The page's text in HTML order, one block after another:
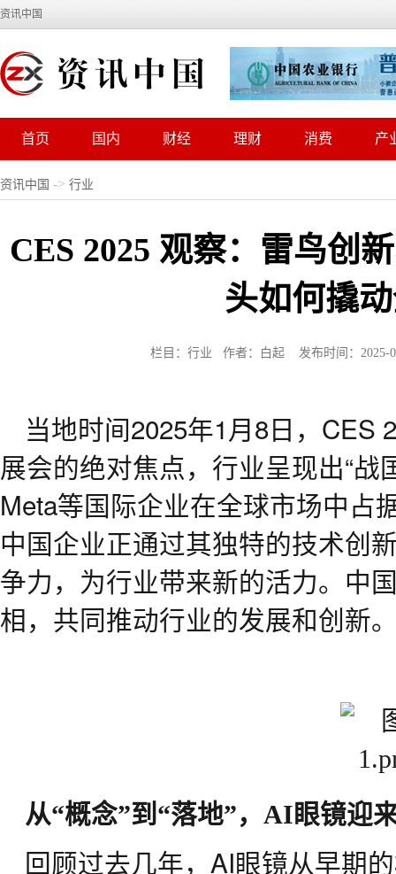
资讯中国
首页 国内 财经 理财 消费 产
资讯中国 -> 行业
CES 2025 观察：雷鸟创
头如何撬
栏目：行业 作者：白起 发布时间：2025-
当地时间2025年1月8日，CES
展会的绝对焦点，行业呈现出“战
Meta等国际企业在全球市场中占
中国企业正通过其独特的技术创
争力，为行业带来新的活力。中
相，共同推动行业的发展和创新
从“概念”到“落地”， AI眼镜迎
回顾过去几年，AI眼镜从早期